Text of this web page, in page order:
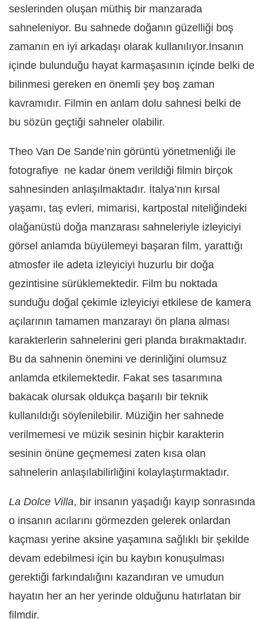
seslerinden oluşan müthiş bir manzarada
sahneleniyor. Bu sahnede doğanın güzelliği boş
zamanın en iyi arkadaşı olarak kullanılıyor.İnsanın
içinde bulunduğu hayat karmaşasının içinde belki de
bilinmesi gereken en önemli şey boş zaman
kavramıdır. Filmin en anlam dolu sahnesi belki de
bu sözün geçtiği sahneler olabilir.
Theo Van De Sande’nin görüntü yönetmenliği ile
fotografiye ne kadar önem verildiği filmin birçok
sahnesinden anlaşılmaktadır. İtalya’nın kırsal
yaşamı, taş evleri, mimarisi, kartpostal niteliğindeki
olağanüstü doğa manzarası sahneleriyle izleyiciyi
görsel anlamda büyülemeyi başaran film, yarattığı
atmosfer ile adeta izleyiciyi huzurlu bir doğa
gezintisine sürüklemektedir. Film bu noktada
sunduğu doğal çekimle izleyiciyi etkilese de kamera
açılarının tamamen manzarayı ön plana alması
karakterlerin sahnelerini geri planda bırakmaktadır.
Bu da sahnenin önemini ve derinliğini olumsuz
anlamda etkilemektedir. Fakat ses tasarımına
bakacak olursak oldukça başarılı bir teknik
kullanıldığı söylenilebilir. Müziğin her sahnede
verilmemesi ve müzik sesinin hiçbir karakterin
sesinin önüne geçmemesi zaten kısa olan
sahnelerin anlaşılabilirliğini kolaylaştırmaktadır.
La Dolce Villa, bir insanın yaşadığı kayıp sonrasında
o insanın acılarını görmezden gelerek onlardan
kaçması yerine aksine yaşamına sağlıklı bir şekilde
devam edebilmesi için bu kaybın konuşulması
gerektiği farkındalığını kazandıran ve umudun
hayatın her an her yerinde olduğunu hatırlatan bir
filmdir.